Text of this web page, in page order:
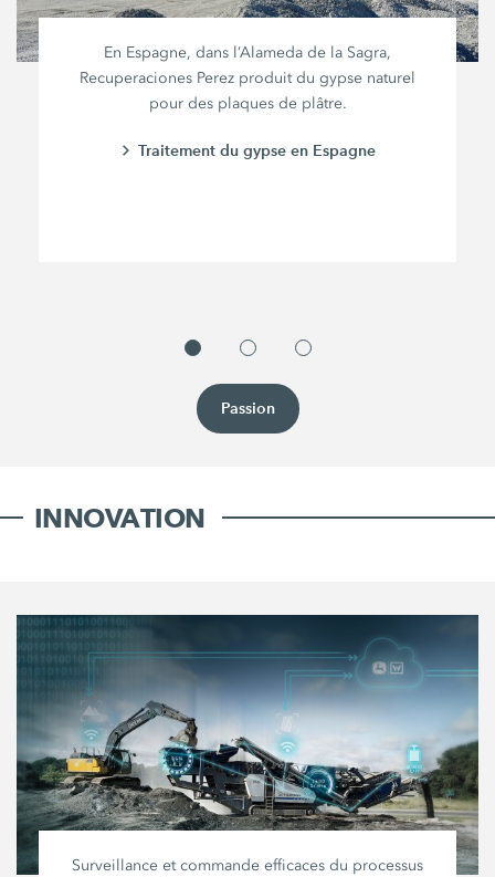
En Espagne, dans l’Alameda de la Sagra,
Recuperaciones Perez produit du gypse naturel
pour des plaques de plâtre.
Traitement du gypse en Espagne
Passion
INNOVATION
Surveillance et commande efficaces du processus